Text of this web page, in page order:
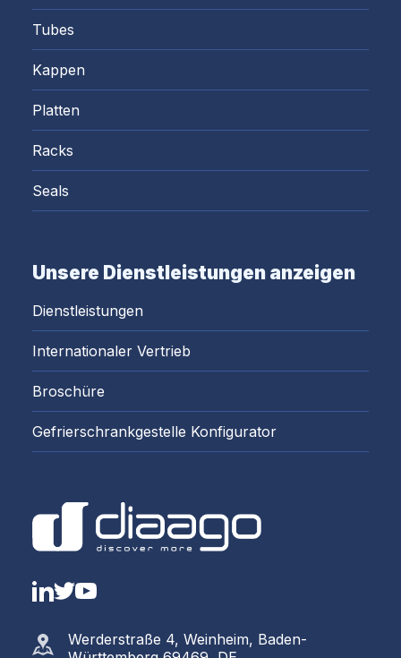
Tubes
Kappen
Platten
Racks
Seals
Unsere Dienstleistungen anzeigen
Dienstleistungen
Internationaler Vertrieb
Broschüre
Gefrierschrankgestelle Konfigurator
LinkedIn
Twitter
YouTube
Werderstraße 4, Weinheim, Baden-